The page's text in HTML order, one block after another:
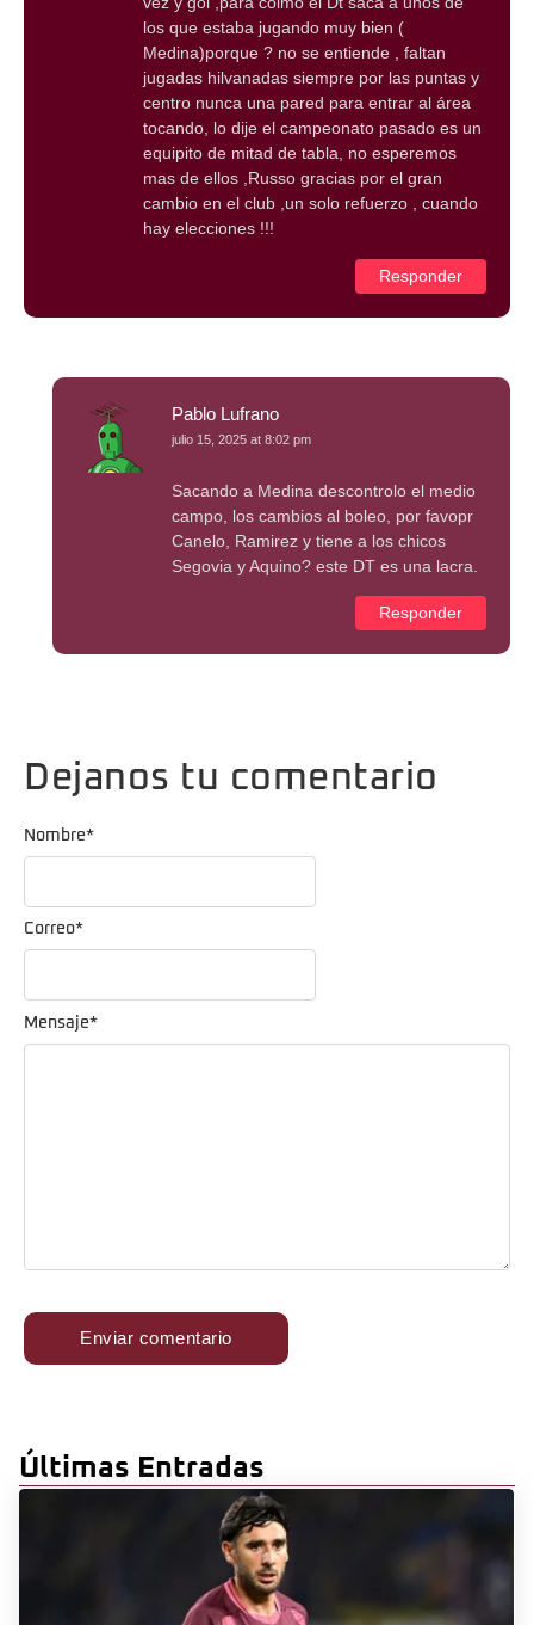
los que estaba jugando muy bien (
Medina)porque ? no se entiende , faltan
jugadas hilvanadas siempre por las puntas y
centro nunca una pared para entrar al área
tocando, lo dije el campeonato pasado es un
equipito de mitad de tabla, no esperemos
mas de ellos ,Russo gracias por el gran
cambio en el club ,un solo refuerzo , cuando
hay elecciones !!!
Responder
Pablo Lufrano
julio 15, 2025 at 8:02 pm
Sacando a Medina descontrolo el medio
campo, los cambios al boleo, por favopr
Canelo, Ramirez y tiene a los chicos
Segovia y Aquino? este DT es una lacra.
Responder
Dejanos tu comentario
Mensaje*
Nombre*
Correo*
Últimas Entradas